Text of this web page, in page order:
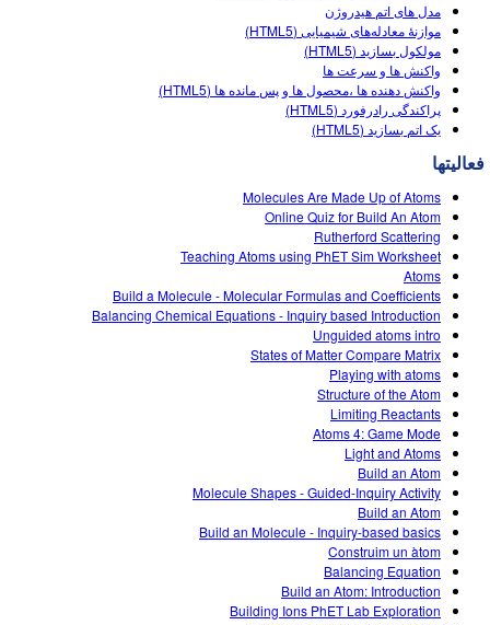
Teaching with PhET
DEIB in STEM Ed
SceneryStack OSE
Impact Report
مدل های اتم هیدروژن
موازنۀ معادله‌های شیمیایی (HTML5)
مولکول بسازید (HTML5)
واكنش ها و سرعت ها
واکنش دهنده ها ،محصول ها و پس مانده ها (HTML5)
پراکندگی رادرفورد (HTML5)
یک اتم بسازید (HTML5)
فعالیتها
Molecules Are Made Up of Atoms
Online Quiz for Build An Atom
Rutherford Scattering
Teaching Atoms using PhET Sim Worksheet
Atoms
Build a Molecule - Molecular Formulas and Coefficients
Balancing Chemical Equations - Inquiry based Introduction
Unguided atoms intro
States of Matter Compare Matrix
Playing with atoms
Structure of the Atom
Limiting Reactants
Atoms 4: Game Mode
Light and Atoms
Build an Atom
Molecule Shapes - Guided-Inquiry Activity
Build an Atom
Build an Molecule - Inquiry-based basics
Construim un àtom
Balancing Equation
Build an Atom: Introduction
Building Ions PhET Lab Exploration